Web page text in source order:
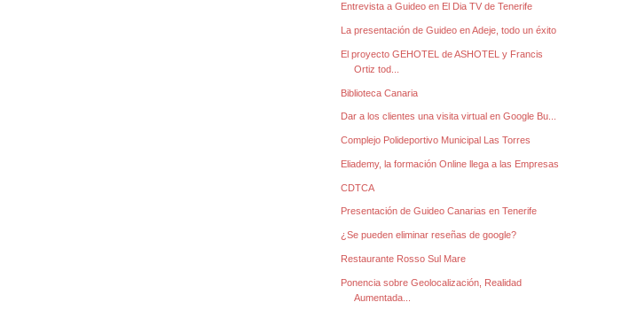
Entrevista a Guideo en El Dia TV de Tenerife
La presentación de Guideo en Adeje, todo un éxito
El proyecto GEHOTEL de ASHOTEL y Francis
Ortiz tod...
Biblioteca Canaria
Dar a los clientes una visita virtual en Google Bu...
Complejo Polideportivo Municipal Las Torres
Eliademy, la formación Online llega a las Empresas
CDTCA
Presentación de Guideo Canarias en Tenerife
¿Se pueden eliminar reseñas de google?
Restaurante Rosso Sul Mare
Ponencia sobre Geolocalización, Realidad
Aumentada...